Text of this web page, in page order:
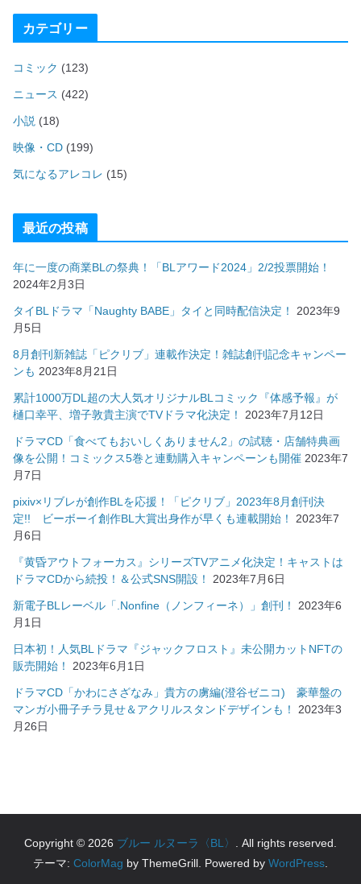
カテゴリー
コミック (123)
ニュース (422)
小説 (18)
映像・CD (199)
気になるアレコレ (15)
最近の投稿
年に一度の商業BLの祭典！「BLアワード2024」2/2投票開始！
2024年2月3日
タイBLドラマ「Naughty BABE」タイと同時配信決定！
2023年9
月5日
8月創刊新雑誌「ピクリブ」連載作決定！雑誌創刊記念キャンペー
ンも 2023年8月21日
累計1000万DL超の大人気オリジナルBLコミック『体感予報』が
樋口幸平、増子敦貴主演でTVドラマ化決定！
2023年7月12日
ドラマCD「食べてもおいしくありません2」の試聴・店舗特典画
像を公開！コミックス5巻と連動購入キャンペーンも開催 2023年7
月7日
pixiv×リブレが創作BLを応援！「ピクリブ」2023年8月創刊決
定!! ビーボーイ創作BL大賞出身作が早くも連載開始！
2023年7
月6日
『黄昏アウトフォーカス』シリーズTVアニメ化決定！キャストは
ドラマCDから続投！＆公式SNS開設！
2023年7月6日
新電子BLレーベル「.Nonfine（ノンフィーネ）」創刊！
2023年6
月1日
日本初！人気BLドラマ『ジャックフロスト』未公開カットNFTの
販売開始！
2023年6月1日
ドラマCD「かわにさざなみ」貴方の虜編(澄谷ゼニコ) 豪華盤の
マンガ小冊子チラ見せ＆アクリルスタンドデザインも！
2023年3
月26日
Copyright © 2026 ブルー ルヌーラ〈BL〉
. All rights reserved.
テーマ: ColorMag by ThemeGrill. Powered by WordPress